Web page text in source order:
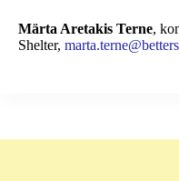
Märta Aretakis Terne,
Shelter,